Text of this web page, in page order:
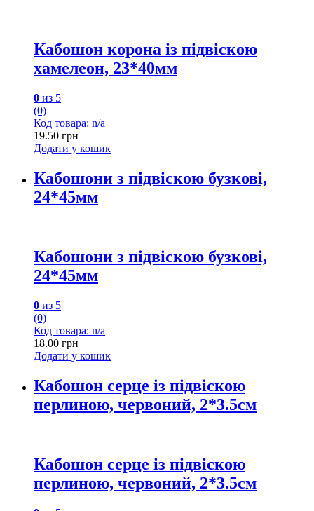
Кабошон корона із підвіскою
хамелеон, 23*40мм
0 из 5
(0)
Код товара: n/a
19.50 грн
Додати у кошик
Кабошони з підвіскою бузкові,
24*45мм
Кабошони з підвіскою бузкові,
24*45мм
0 из 5
(0)
Код товара: n/a
18.00 грн
Додати у кошик
Кабошон серце із підвіскою
перлиною, червоний, 2*3.5см
Кабошон серце із підвіскою
перлиною, червоний, 2*3.5см